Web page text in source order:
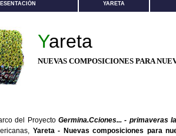
YARETA
Yareta
NUEVAS COMPOSICIONES PARA
del Proyecto Germina.Cciones... - primaveras
Yareta - Nuevas composiciones para